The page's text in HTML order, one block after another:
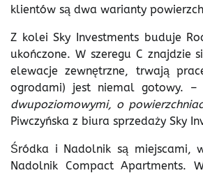
klientów są dwa warianty
Z kolei Sky Investments buduje
ukończone. W szeregu C
elewacje zewnętrzne, trwają
ogrodami) jest niemal gotowy. –
dwupoziomowymi, o
Piwczyńska z biura sprzedaży Sky
Śródka i Nadolnik są miejscami,
Nadolnik Compact Apartments.